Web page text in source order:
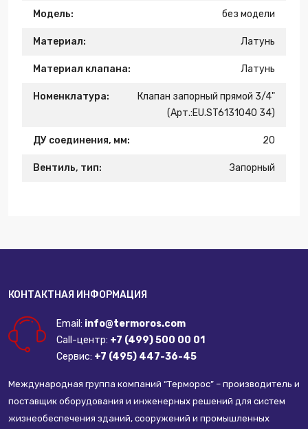
Модель: без модели
Материал: Латунь
Материал клапана: Латунь
Номенклатура:
Клапан запорный прямой 3/4"
(Арт.:EU.ST6131040 34)
ДУ соединения, мм: 20
Вентиль, тип: Запорный
КОНТАКТНАЯ ИНФОРМАЦИЯ
Email: info@termoros.com
Call-центр: +7 (499) 500 00 01
Сервис: +7 (495) 447-36-45
Международная группа компаний “Терморос” – производитель и
поставщик оборудования и инженерных решений для систем
жизнеобеспечения зданий, сооружений и промышленных